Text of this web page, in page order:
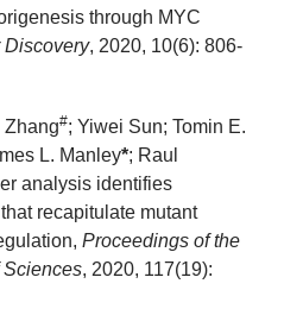
through MYC
Discovery, 2020, 10(6): 806-
Zhang#; Yiwei Sun; Tomin E.
L. Manley*; Raul
analysis identifies
recapitulate mutant
Proceedings of the
Sciences, 2020, 117(19):